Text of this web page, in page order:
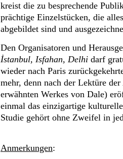
kreist die zu besprechende
prächtige Einzelstücken, die
abgebildet sind und
Den Organisatoren und
İstanbul, Isfahan, Delhi darf
wieder nach Paris
mehr, denn nach der Lektüre
erwähnten Werkes von Dale)
einmal das einzigartige
Studie gehört ohne Zweifel in
Anmerkungen: